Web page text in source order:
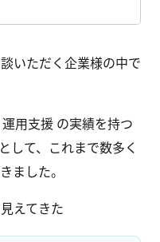
いただく企業様の中で
用支援 の実績を持つ
して、これまで数多く
ました。
えてきた